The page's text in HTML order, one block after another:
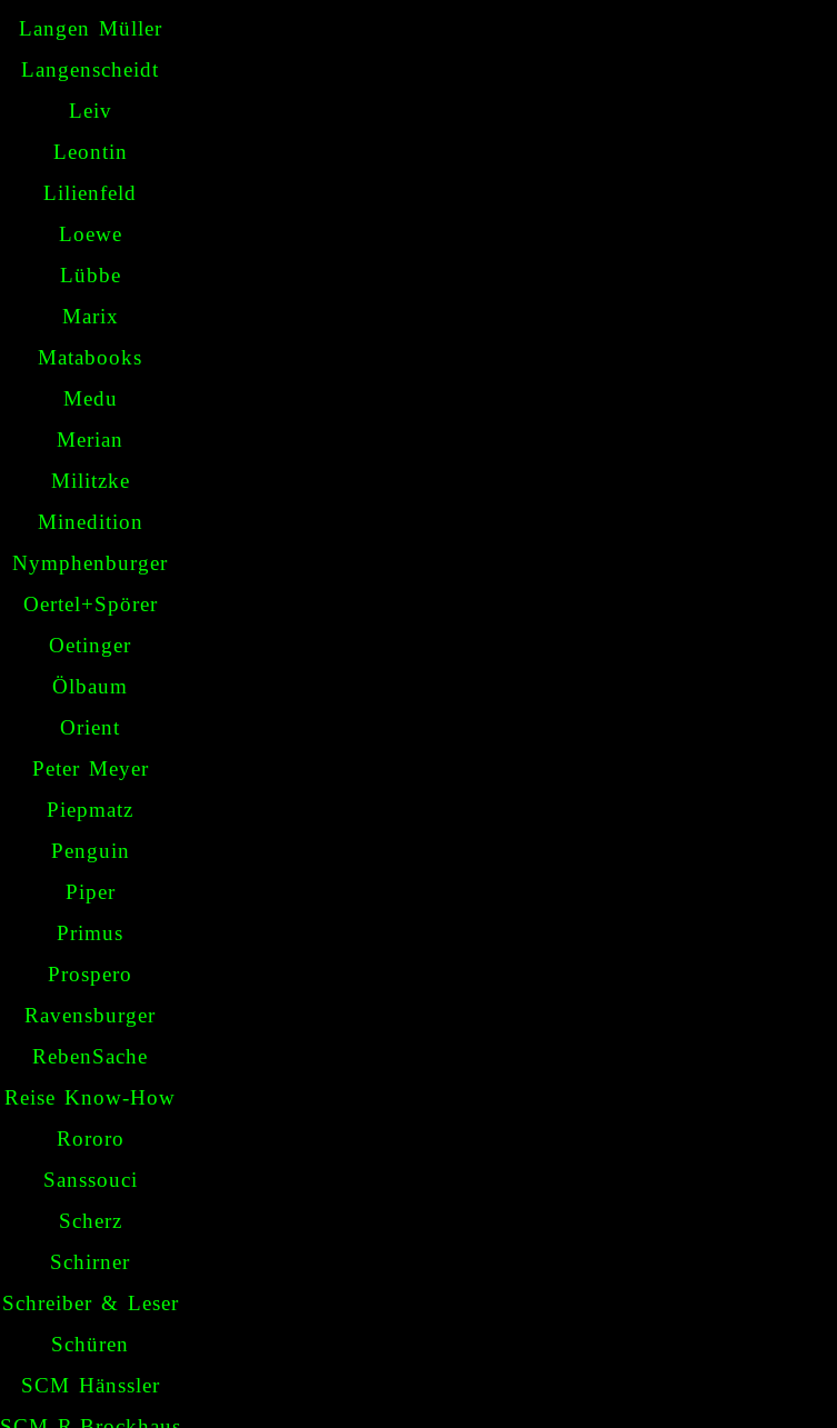
Langen Müller
Langenscheidt
Leiv
Leontin
Lilienfeld
Loewe
Lübbe
Marix
Matabooks
Medu
Merian
Militzke
Minedition
Nymphenburger
Oertel+Spörer
Oetinger
Ölbaum
Orient
Peter Meyer
Piepmatz
Penguin
Piper
Primus
Prospero
Ravensburger
RebenSache
Reise Know-How
Rororo
Sanssouci
Scherz
Schirner
Schreiber & Leser
Schüren
SCM Hänssler